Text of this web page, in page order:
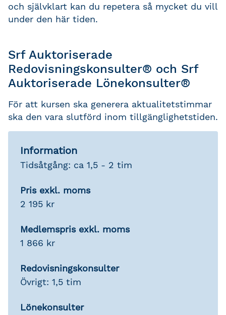
och självklart kan du repetera så mycket du vill
under den här tiden.
Srf Auktoriserade
Redovisningskonsulter® och Srf
Auktoriserade Lönekonsulter®
För att kursen ska generera aktualitetstimmar
ska den vara slutförd inom tillgänglighetstiden.
Information
Tidsåtgång: ca 1,5 - 2 tim
Pris exkl. moms
2 195 kr
Medlemspris exkl. moms
1 866 kr
Redovisningskonsulter
Övrigt: 1,5 tim
Lönekonsulter